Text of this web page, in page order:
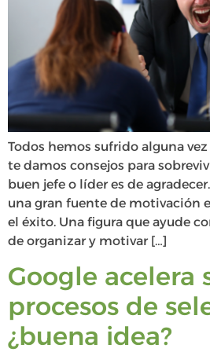
Todos hemos sufrido alguna
te damos consejos para
buen jefe o líder es de
una gran fuente de motivación
el éxito. Una figura que ayude
de organizar y motivar […]
Google acelera
procesos de
¿buena idea?